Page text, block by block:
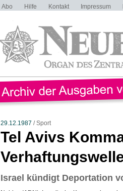
Abo Hilfe Kontakt Impressum
29.12.1987 / Sport
Tel Avivs
Israel kündigt Deportation